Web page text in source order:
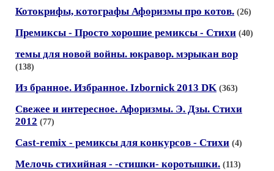
Котокрифы, котографы Афоризмы про котов. (26)
Премиксы - Просто хорошие ремиксы - Стихи (40)
темы для новой войны. юкравор. мэрыкан вор
(138)
Из бранное. Избранное. Izbornick 2013 DK (363)
Свежее и интересное. Афоризмы. Э. Дзы. Стихи
2012 (77)
Cast-remix - ремиксы для конкурсов - Стихи (4)
Мелочь стихийная - -стишки- коротышки. (113)